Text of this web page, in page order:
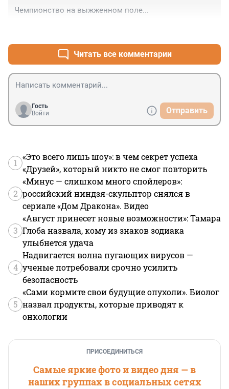
Чемпионство на выжженном поле...
Читать все комментарии
Гость
Войти
Отправить
1
«Это всего лишь шоу»: в чем секрет успеха
«Друзей», который никто не смог повторить
2
«Минус — слишком много спойлеров»:
российский ниндзя-скульптор снялся в
сериале «Дом Дракона». Видео
3
«Август принесет новые возможности»: Тамара
Глоба назвала, кому из знаков зодиака
улыбнется удача
4
Надвигается волна пугающих вирусов —
ученые потребовали срочно усилить
безопасность
5
«Сами кормите свои будущие опухоли». Биолог
назвал продукты, которые приводят к
онкологии
ПРИСОЕДИНИТЬСЯ
Самые яркие фото и видео дня — в
наших группах в социальных сетях